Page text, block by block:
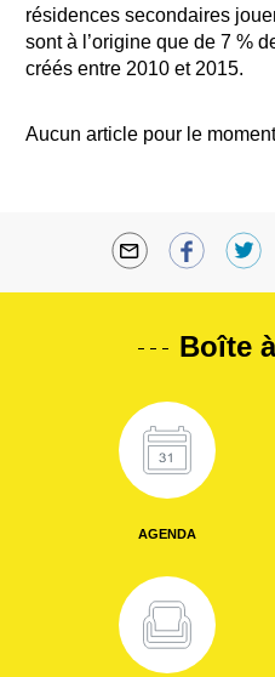
résidences secondaires
sont à l’origine que de 7 %
créés entre 2010 et 2015.
Aucun article pour le
Boîte
AGENDA